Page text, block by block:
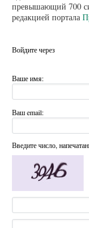
превышающий 700
редакцией портала
Войдите через
Ваше имя:
Ваш email:
Введите число,